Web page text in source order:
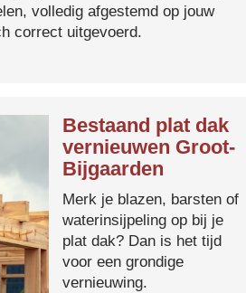
volledig afgestemd op jouw
correct uitgevoerd.
Bestaand plat dak
vernieuwen Groot-
Bijgaarden
Merk je blazen, barsten of
waterinsijpeling op bij je
plat dak? Dan is het tijd
voor een grondige
vernieuwing.